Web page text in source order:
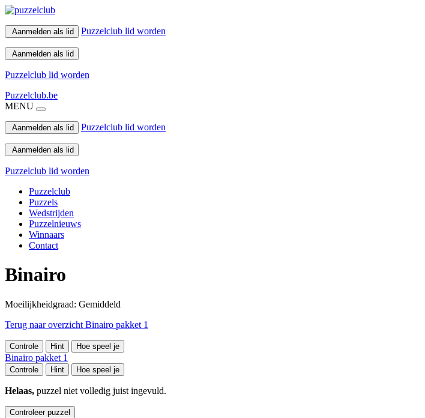
Aanmelden als lid Puzzelclub lid worden
Aanmelden als lid
Puzzelclub lid worden
Puzzelclub.be
MENU
Aanmelden als lid Puzzelclub lid worden
Aanmelden als lid
Puzzelclub lid worden
Puzzelclub
Puzzels
Wedstrijden
Puzzelnieuws
Winnaars
Contact
Binairo
Moeilijkheidgraad: Gemiddeld
Terug naar overzicht Binairo pakket 1
Controle Hint Hoe speel je
Binairo pakket 1
Controle Hint Hoe speel je
Helaas, puzzel niet volledig juist ingevuld.
Controleer puzzel